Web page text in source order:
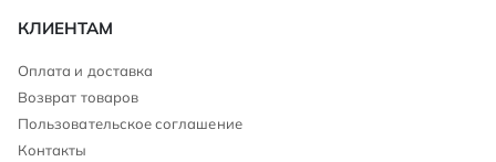
КЛИЕНТАМ
Оплата и доставка
Возврат товаров
Пользовательское соглашение
Контакты